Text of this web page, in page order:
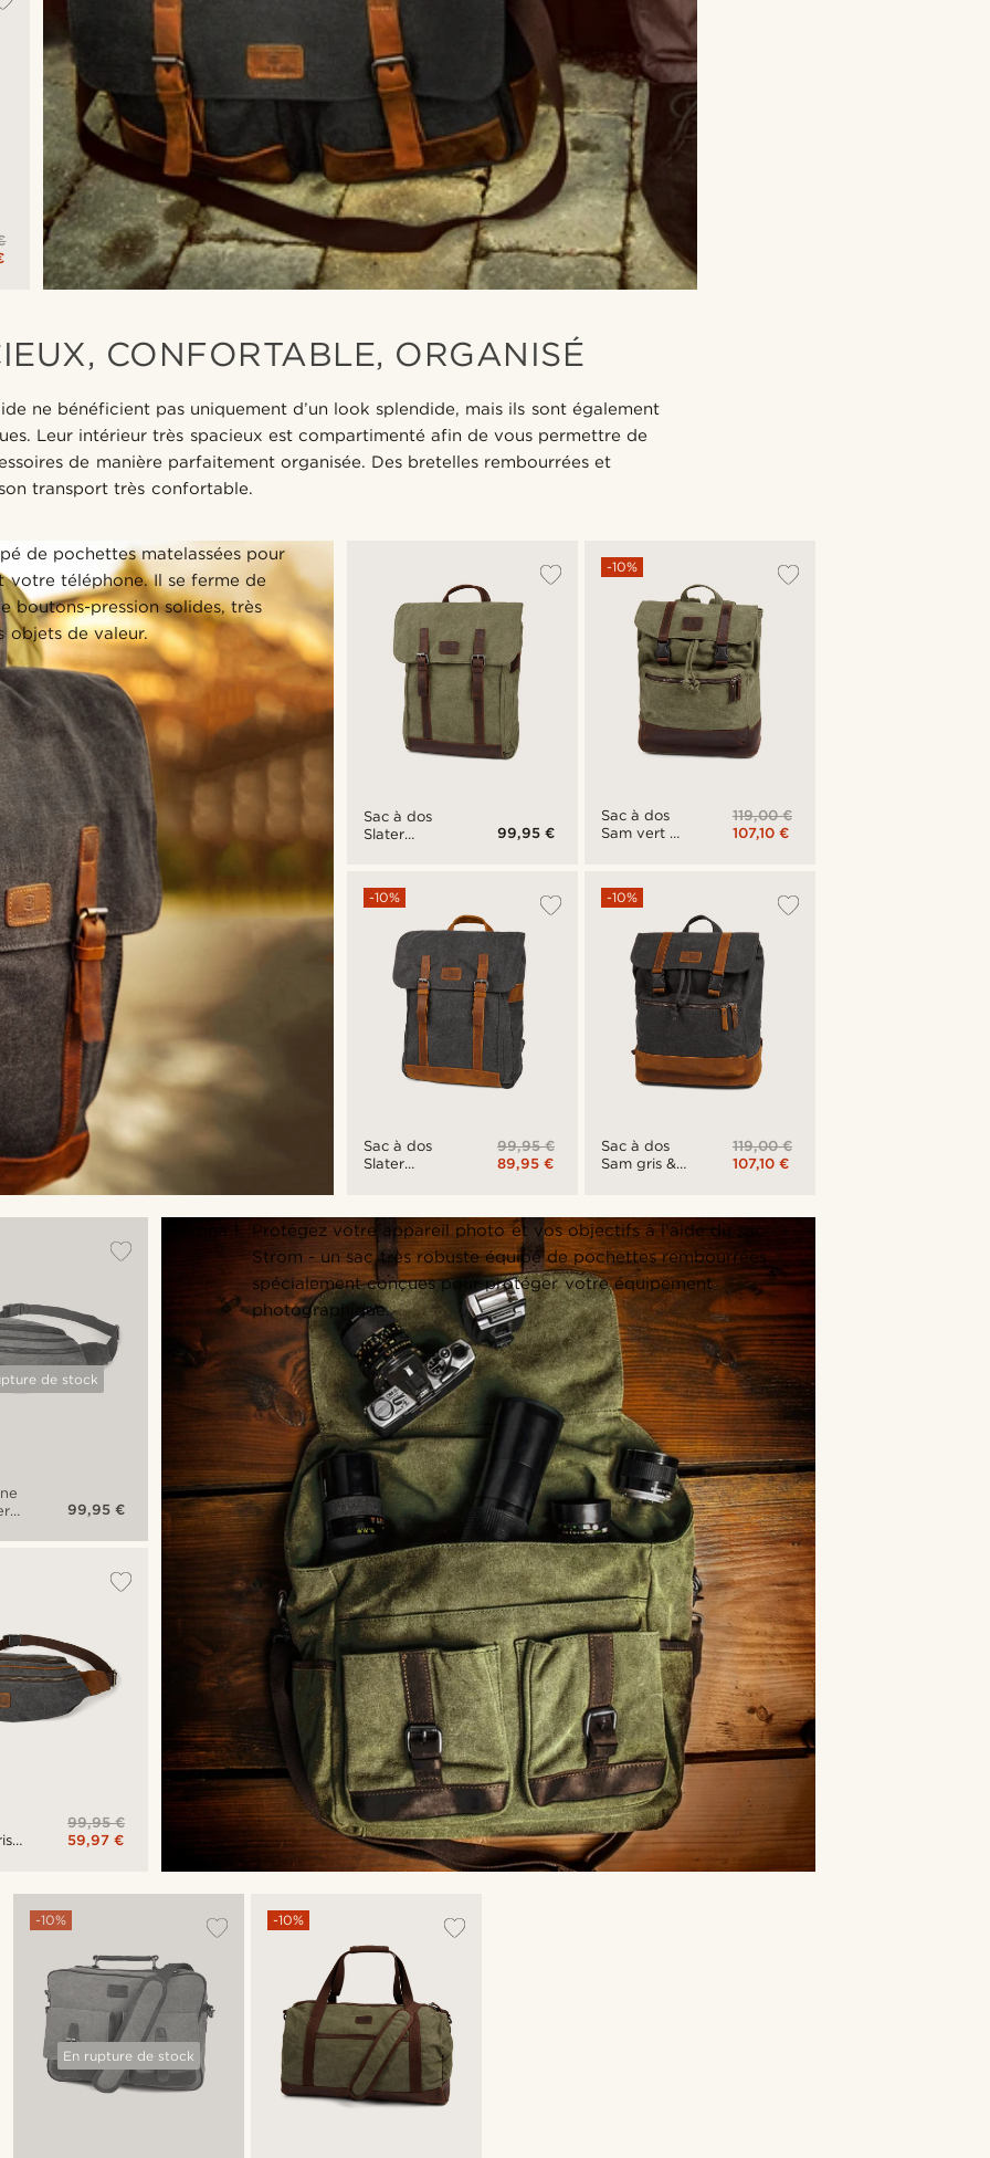
CONFORTABLE, ORGANISÉ
ne bénéficient pas uniquement d’un look splendide, mais ils sont également
Leur intérieur très spacieux est compartimenté afin de vous permettre de
de manière parfaitement organisée. Des bretelles rembourrées et
transport très confortable.
de pochettes matelassées pour
téléphone. Il se ferme de
boutons-pression solides, très
objets de valeur.
Sac à dos
Slater
99,95 €
Sac à dos
Slater
-10%
99,95 €
89,95 €
Sac à dos
Sam vert et
-10%
119,00 €
107,10 €
Sac à dos
Sam gris &
-10%
119,00 €
107,10 €
Persona 1
Protégez votre appareil photo et vos objectifs à l'aide du sac
Strom - un sac très robuste équipé de pochettes rembourrées
spécialement conçues pour protéger votre équipement
photographique.
de stock
99,95 €
99,95 €
59,97 €
En rupture de stock
-10% -10%